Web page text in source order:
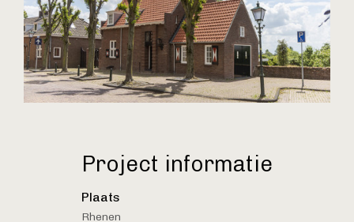
Project informatie
Plaats
Rhenen